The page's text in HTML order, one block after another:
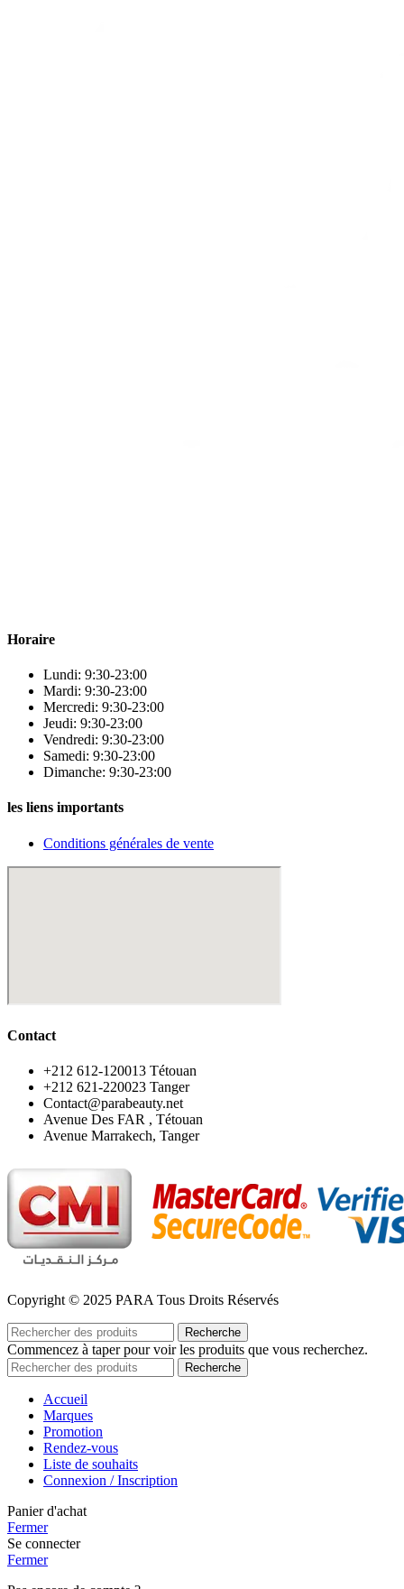
Horaire
Lundi: 9:30-23:00
Mardi: 9:30-23:00
Mercredi: 9:30-23:00
Jeudi: 9:30-23:00
Vendredi: 9:30-23:00
Samedi: 9:30-23:00
Dimanche: 9:30-23:00
les liens importants
Conditions générales de vente
Contact
‪+212 612-120013 Tétouan
‪+212 621-220023 Tanger
Contact@parabeauty.net
Avenue Des FAR , Tétouan
Avenue Marrakech, Tanger
Copyright © 2025 PARA Tous Droits Réservés
Recherche
Commencez à taper pour voir les produits que vous recherchez.
Recherche
Accueil
Marques
Promotion
Rendez-vous
Liste de souhaits
Connexion / Inscription
Panier d'achat
Fermer
Se connecter
Fermer